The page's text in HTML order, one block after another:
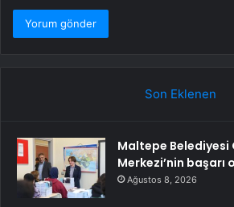
Son Eklenen
Maltepe Belediyesi
Merkezi’nin başarı
Ağustos 8, 2026